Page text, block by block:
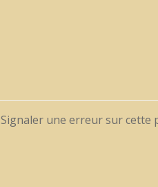
Signaler une erreur sur cette